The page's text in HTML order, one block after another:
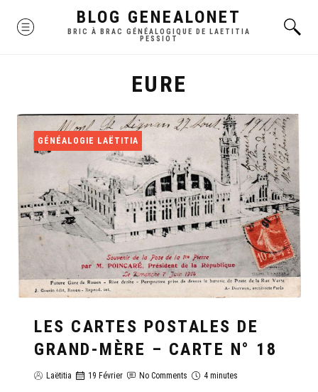
MENU BLOG GENEALONET
BRIC À BRAC GÉNÉALOGIQUE DE LAETITIA
PESSIOT
EURE
GÉNÉALOGIE LAËTITIA
LES CARTES POSTALES DE
GRAND-MÈRE – CARTE N° 18
Laëtitia 19 Février No Comments 4 minutes